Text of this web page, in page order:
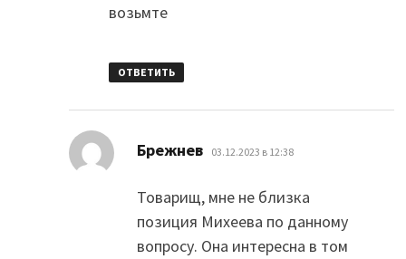
возьмте
ОТВЕТИТЬ
Брежнев 03.12.2023 в 12:38
Товарищ, мне не близка
позиция Михеева по данному
вопросу. Она интересна в том